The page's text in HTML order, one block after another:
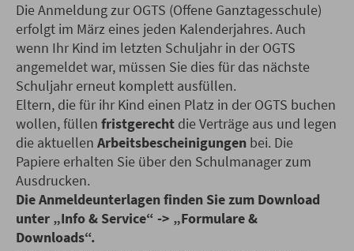
Die Anmeldung zur OGTS (Offene Ganztagesschule)
erfolgt im März eines jeden Kalenderjahres. Auch
wenn Ihr Kind im letzten Schuljahr in der OGTS
angemeldet war, müssen Sie dies für das nächste
Schuljahr erneut komplett ausfüllen.
Eltern, die für ihr Kind einen Platz in der OGTS buchen
wollen, füllen fristgerecht die Verträge aus und legen
die aktuellen Arbeitsbescheinigungen bei. Die
Papiere erhalten Sie über den Schulmanager zum
Ausdrucken.
Die Anmeldeunterlagen finden Sie zum Download
unter „Info & Service“ -> „Formulare &
Downloads“.